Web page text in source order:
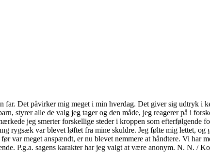
far. Det påvirker mig meget i min hverdag. Det giver sig udtryk i
styrer alle de valg jeg tager og den måde, jeg reagerer på i
jeg smerter forskellige steder i kroppen som
rygsæk var blevet løftet fra mine skuldre. Jeg følte mig lettet,
var meget anspændt, er nu blevet nemmere at håndtere. Vi har
P.g.a. sagens karakter har jeg valgt at være anonym. N. N. /